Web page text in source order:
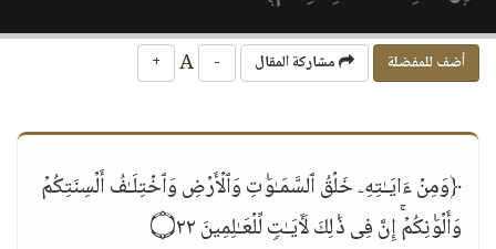
أضف للمفضلة مشاركة المقال -
+
﴿وَمِنۡ ءَایَـٰتِهِۦ خَلۡقُ ٱلسَّمَـٰوَ ٰ⁠تِ وَٱلۡأَرۡضِ وَٱخۡتِلَـٰفُ أَلۡسِنَتِكُمۡ
وَأَلۡوَ ٰ⁠نِكُمۡۚ إِنَّ فِی ذَ ٰ⁠لِكَ لَـَٔایَـٰتࣲ لِّلۡعَـٰلِمِینَ ۝٢٢